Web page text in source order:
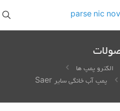
الکترو پمپ ها
پمپ آب خانگی سایر Saer